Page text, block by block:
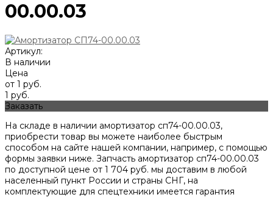
00.00.03
Артикул:
В наличии
Цена
от 1 руб.
1 руб.
Заказать
На складе в наличии амортизатор сп74-00.00.03,
приобрести товар вы можете наиболее быстрым
способом на сайте нашей компании, например, с помощью
формы заявки ниже. Запчасть амортизатор сп74-00.00.03
по доступной цене от 1 704 руб. мы доставим в любой
населенный пункт России и страны СНГ, на
комплектующие для спецтехники имеется гарантия